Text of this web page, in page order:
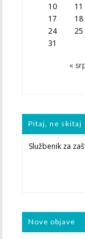
«
10
11
17
18
24
25
31
Pitaj, ne skitaj
Službenik za
Nove objave